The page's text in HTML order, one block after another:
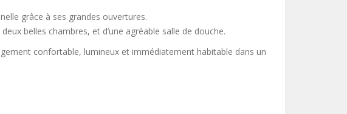
grâce à ses grandes ouvertures.
belles chambres, et d’une agréable salle de douche.
confortable, lumineux et immédiatement habitable dans un